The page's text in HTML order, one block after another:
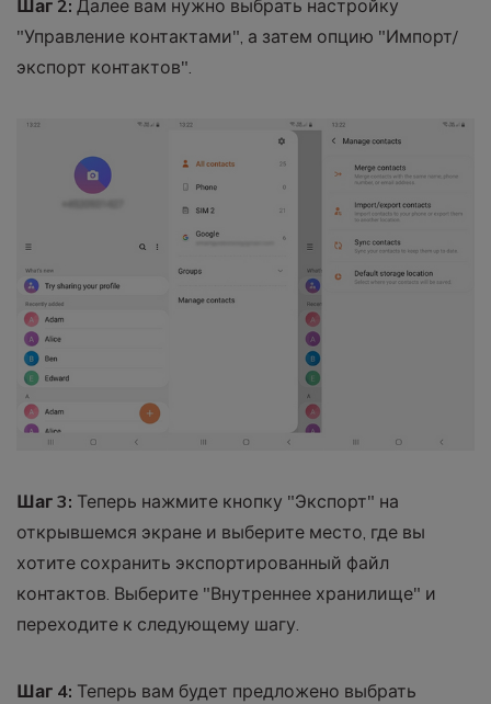
Шаг 2: Далее вам нужно выбрать настройку
"Управление контактами", а затем опцию "Импорт/
экспорт контактов".
Шаг 3: Теперь нажмите кнопку "Экспорт" на
открывшемся экране и выберите место, где вы
хотите сохранить экспортированный файл
контактов. Выберите "Внутреннее хранилище" и
переходите к следующему шагу.
Шаг 4: Теперь вам будет предложено выбрать